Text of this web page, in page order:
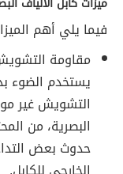
فيما يلي أهم
مقاومة
يستخدم الضوء
التشويش غير
البصرية، من
حدوث بعض